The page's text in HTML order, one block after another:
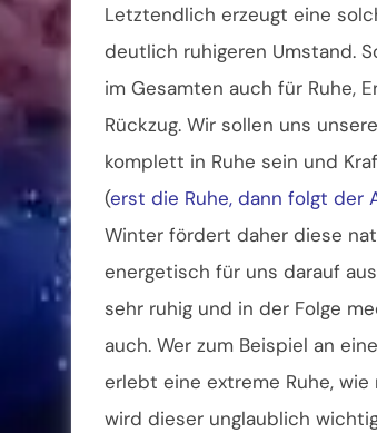
Letztendlich erzeugt eine
deutlich ruhigeren Umstand.
im Gesamten auch für Ruhe,
Rückzug. Wir sollen uns
komplett in Ruhe sein und
(erst die Ruhe, dann folgt der
Winter fördert daher diese
energetisch für uns darauf
sehr ruhig und in der Folge
auch. Wer zum Beispiel an
erlebt eine extreme Ruhe,
wird dieser unglaublich